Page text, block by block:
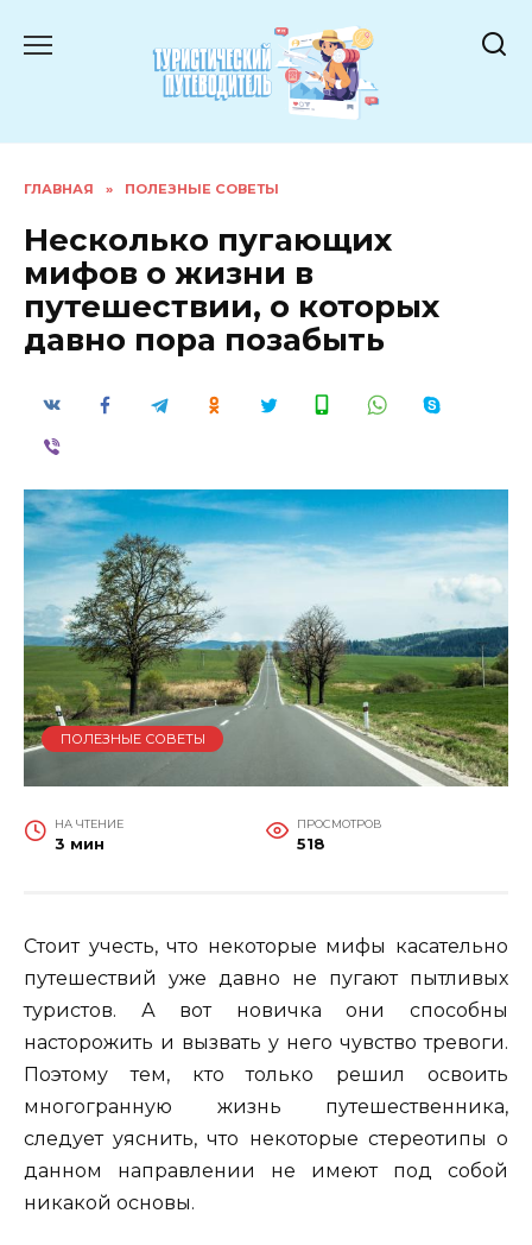
ГЛАВНАЯ » ПОЛЕЗНЫЕ СОВЕТЫ
Несколько пугающих
мифов о жизни в
путешествии, о которых
давно пора позабыть
ПОЛЕЗНЫЕ СОВЕТЫ
НА ЧТЕНИЕ
3 мин
ПРОСМОТРОВ
518
Стоит учесть, что некоторые мифы касательно
путешествий уже давно не пугают пытливых
туристов. А вот новичка они способны
насторожить и вызвать у него чувство тревоги.
Поэтому тем, кто только решил освоить
многогранную жизнь путешественника,
следует уяснить, что некоторые стереотипы о
данном направлении не имеют под собой
никакой основы.